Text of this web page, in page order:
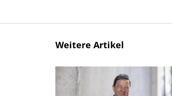
Weitere Artikel